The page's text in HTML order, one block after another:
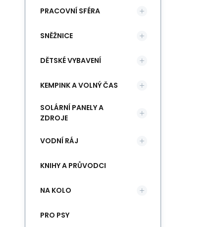
PRACOVNÍ SFÉRA
SNĚŽNICE
DĚTSKÉ VYBAVENÍ
KEMPINK A VOLNÝ ČAS
SOLÁRNÍ PANELY A
ZDROJE
VODNÍ RÁJ
KNIHY A PRŮVODCI
NA KOLO
PRO PSY